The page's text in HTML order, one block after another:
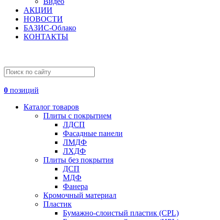
АКЦИИ
НОВОСТИ
БАЗИС-Облако
КОНТАКТЫ
0 позиций
Каталог товаров
Плиты с покрытием
ЛДСП
Фасадные панели
ЛМДФ
ЛХДФ
Плиты без покрытия
ДСП
МДФ
Фанера
Кромочный материал
Пластик
Бумажно-слоистый пластик (CPL)